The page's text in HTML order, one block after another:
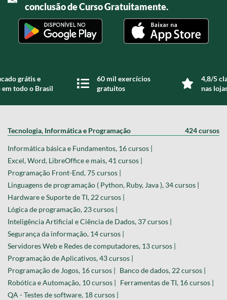
conclusão de Curso Gratuitamente.
grátis e
todo o Brasil
60 mil exercícios
gratuitos
4,8/5
nas
Tecnologia, Informática e Programação 424 cursos
Informática básica e Fundamentos, 16 cursos |
Excel, Word, LibreOffice e mais, 41 cursos |
Programação Front-End, 75 cursos |
Linguagens de programação ( Python, Ruby, Java ), 34 cursos |
Hardware e Suporte de TI, 22 cursos |
Lógica de programação, 23 cursos |
Inteligência Artificial e Ciência de Dados, 37 cursos |
Segurança da informação, 14 cursos |
Servidores Web e Redes de computadores, 13 cursos |
Programação de Aplicativos, 43 cursos |
Programação de Jogos, 16 cursos | Banco de dados, 22 cursos |
Robótica e Automação, 10 cursos | Ferramentas de TI, 16 cursos |
QA - Testes de software, 18 cursos |